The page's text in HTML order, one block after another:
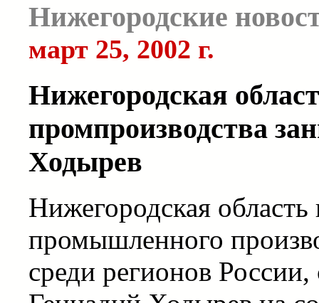
Нижегородские
март 25, 2002 г.
Нижегородская
промпроизводства
Ходырев
Нижегородская
промышленного
среди регионов